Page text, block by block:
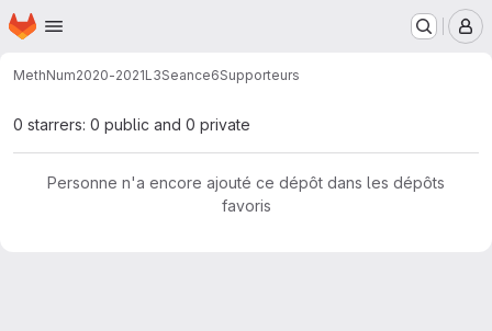
Passer au contenu principal
Page d'accueil
MethNum2020-2021L3Seance6Supporteurs
0 starrers: 0 public and 0 private
Personne n'a encore ajouté ce dépôt dans les dépôts
favoris